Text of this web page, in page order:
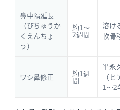
鼻中隔延長
（びちゅうか
くえんちょ
う）
約1～
2週間
溶け
軟骨
ワシ鼻修正 約1週
間
半永
（
1～2